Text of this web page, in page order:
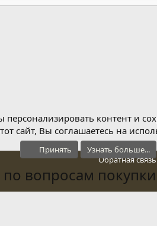
n
Обратная связь
контент и
сайт, Вы соглашаетесь на
Принять Узнать больше...
по вопросам